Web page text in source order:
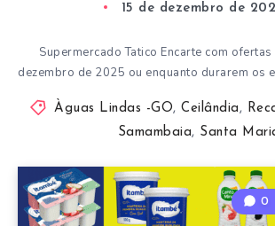
15 de dezembro de
Supermercado Tatico Encarte com
dezembro de 2025 ou enquanto durarem os
Àguas Lindas -GO,Ceilândia ,
Samambaia, Santa
0